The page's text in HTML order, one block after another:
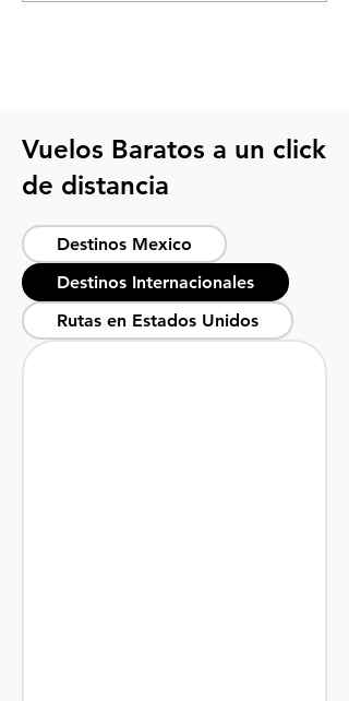
Vuelos Baratos a un click
de distancia
Destinos Mexico
Destinos Internacionales
Rutas en Estados Unidos